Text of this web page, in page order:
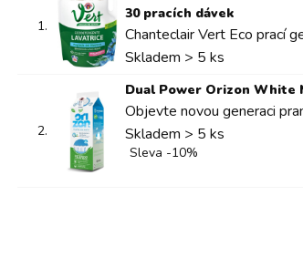
1.
30 pracích dávek
Chanteclair Vert Eco prací
Skladem > 5 ks
2.
Dual Power Orizon White
Objevte novou generaci
Skladem > 5 ks
Sleva -10%